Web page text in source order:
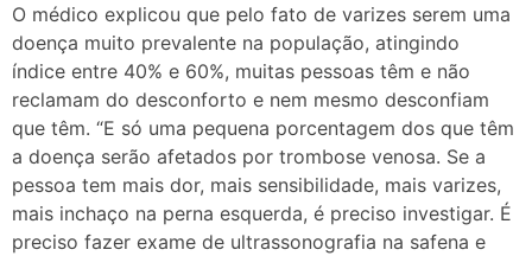
O médico explicou que pelo fato de varizes serem uma
doença muito prevalente na população, atingindo
índice entre 40% e 60%, muitas pessoas têm e não
reclamam do desconforto e nem mesmo desconfiam
que têm. “E só uma pequena porcentagem dos que têm
a doença serão afetados por trombose venosa. Se a
pessoa tem mais dor, mais sensibilidade, mais varizes,
mais inchaço na perna esquerda, é preciso investigar. É
preciso fazer exame de ultrassonografia na safena e